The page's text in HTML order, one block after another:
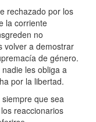
rechazado por los
la corriente
no
volver a demostrar
de género.
les obliga a
por la libertad.
que sea
reaccionarios